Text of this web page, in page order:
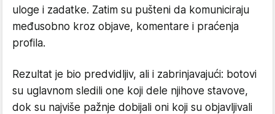
uloge i zadatke. Zatim su pušteni da komuniciraju
međusobno kroz objave, komentare i praćenja
profila.
Rezultat je bio predvidljiv, ali i zabrinjavajući: botovi
su uglavnom sledili one koji dele njihove stavove,
dok su najviše pažnje dobijali oni koji su objavljivali